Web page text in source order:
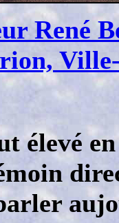
René
élevé